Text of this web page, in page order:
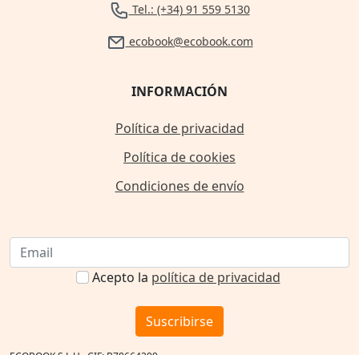
Tel.: (+34) 91 559 5130
ecobook@ecobook.com
INFORMACIÓN
Política de privacidad
Política de cookies
Condiciones de envío
Acepto la política de privacidad
Suscribirse